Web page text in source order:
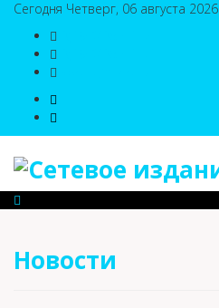
Сегодня Четверг, 06 августа 2026
Новости